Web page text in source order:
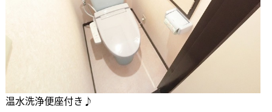
温水洗浄便座付き♪